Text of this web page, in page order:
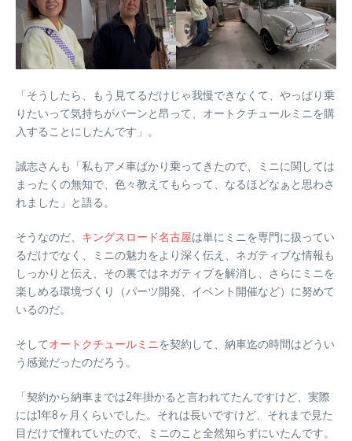
「そうしたら、もう見てるだけじゃ我慢できなくて、やっぱり乗
りたいって気持ちがバーンと昂って、オートクチュールミニを購
入することにしたんです」。
誠志さんも「私もアメ車ばかり乗ってきたので、ミニに関しては
まったくの無知で、色々教えてもらって、なるほどなぁと思わさ
れました」と語る。
そうなのだ、 キングスロード名古屋は単にミニを専門に扱ってい
るだけでなく、ミニの魅力をより深く伝え、ネガティブな情報も
しっかりと伝え、その裏ではネガティブを解消し、さらにミニを
楽しめる環境づくり（パーツ開発、イベント開催など）に努めて
いるのだ。
そしてオートクチュールミニを契約して、納車迄の時間はどうい
う感覚だったのだろう。
「契約から納車までは2年掛かると言われてたんですけど、実際
には1年8ヶ月くらいでした。それは長いですけど、それまで見た
目だけで憧れていたので、ミニのこと全然知らずにいたんです。